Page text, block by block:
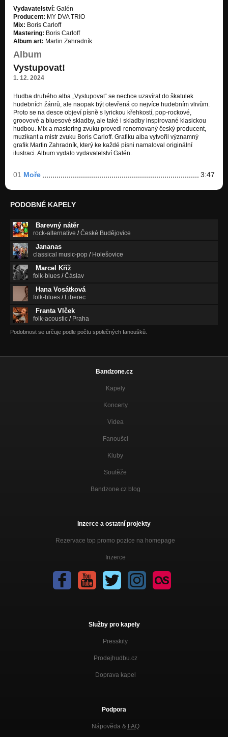
13 Ukolébavka
Vystupovat!
Jaro
Nezařazeno
Pandemie
Nezařazeno
Nezařazeno
Babičky
Nezařazeno
Vydavatelství: Galén
Producent: MY DVA TRIO
Mix: Boris Carloff
Mastering: Boris Carloff
Album art: Martin Zahradník
Album
Vystupovat!
1. 12. 2024
Hudba druhého alba „Vystupovat“ se nechce uzavírat do škatulek
hudebních žánrů, ale naopak být otevřená co nejvíce hudebním vlivům.
Proto se na desce objeví písně s lyrickou křehkostí, pop-rockové,
groovové a bluesové skladby, ale také i skladby inspirované klasickou
hudbou. Mix a mastering zvuku provedl renomovaný český producent,
muzikant a mistr zvuku Boris Carloff. Grafiku alba vytvořil významný
grafik Martin Zahradník, který ke každé písni namaloval originální
ilustraci. Album vydalo vydavatelství Galén.
01 Moře 3:47
PODOBNÉ KAPELY
Barevný nátěr
rock-alternative /České Budějovice
Jananas
classical music-pop / Holešovice
Marcel Kříž
folk-blues /Čáslav
Hana Vosátková
folk-blues / Liberec
Franta Vlček
folk-acoustic / Praha
Podobnost se určuje podle počtu společných fanoušků.
Bandzone.cz
Kapely
Koncerty
Videa
Fanoušci
Kluby
Soutěže
Bandzone.cz blog
Inzerce a ostatní projekty
Rezervace top promo pozice na homepage
Inzerce
Služby pro kapely
Presskity
Prodejhudbu.cz
Doprava kapel
Podpora
Nápověda & FAQ